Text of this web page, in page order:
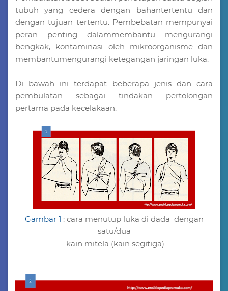
tubuh yang cedera dengan bahantertentu dan
dengan tujuan tertentu. Pembebatan mempunyai
peran penting dalammembantu mengurangi
bengkak, kontaminasi oleh mikroorganisme dan
membantumengurangi ketegangan jaringan luka.
Di bawah ini terdapat beberapa jenis dan cara
pembulatan sebagai tindakan pertolongan
pertama pada kecelakaan.
Gambar 1 : cara menutup luka di dada dengan
satu/dua
kain mitela (kain segitiga)